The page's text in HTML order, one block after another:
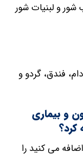
و لبنیات شور
فندق، گردو و
و بیماری
کرد؟
می کنید را